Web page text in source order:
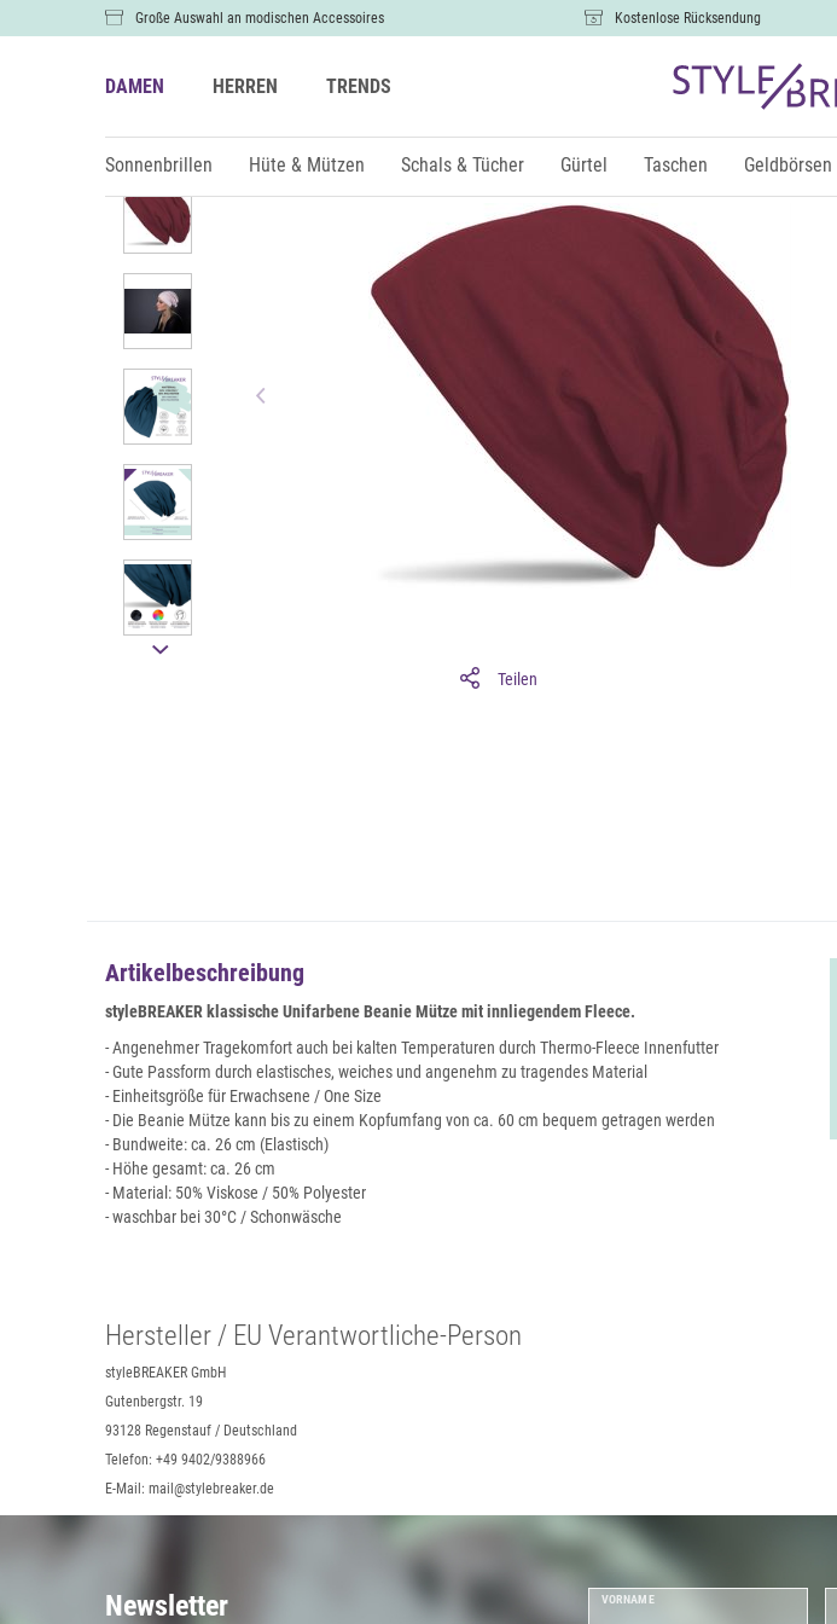
Große Auswahl an modischen Accessoires Kostenlose Rücksendung
DAMEN HERREN TRENDS
Sonnenbrillen Hüte & Mützen Schals & Tücher Gürtel Taschen Geldbörsen
Teilen
Artikelbeschreibung
styleBREAKER klassische Unifarbene Beanie Mütze mit innliegendem Fleece.
- Angenehmer Tragekomfort auch bei kalten Temperaturen durch Thermo-Fleece Innenfutter
- Gute Passform durch elastisches, weiches und angenehm zu tragendes Material
- Einheitsgröße für Erwachsene / One Size
- Die Beanie Mütze kann bis zu einem Kopfumfang von ca. 60 cm bequem getragen werden
- Bundweite: ca. 26 cm (Elastisch)
- Höhe gesamt: ca. 26 cm
- Material: 50% Viskose / 50% Polyester
- waschbar bei 30°C / Schonwäsche
Hersteller / EU Verantwortliche-Person
styleBREAKER GmbH
Gutenbergstr. 19
93128 Regenstauf / Deutschland
Telefon: +49 9402/9388966
E-Mail: mail@stylebreaker.de
Newsletter VORNAME